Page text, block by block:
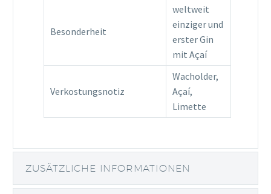
Besonderheit
weltweit
einziger und
erster Gin
mit Açaí
Verkostungsnotiz
Wacholder,
Açaí,
Limette
ZUSÄTZLICHE INFORMATIONEN